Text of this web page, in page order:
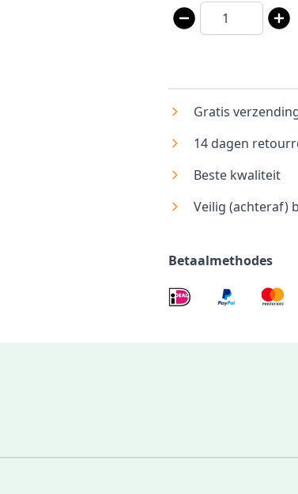
Aantal
Gratis
14 dagen
Beste kwaliteit
Veilig (achteraf)
Betaalmethodes